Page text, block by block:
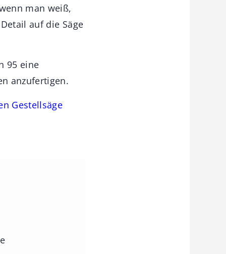
man weiß,
auf die Säge
95 eine
anzufertigen.
Gestellsäge